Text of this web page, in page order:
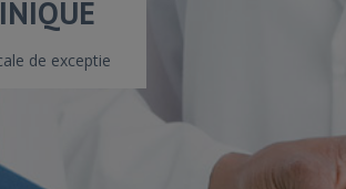
de exceptie